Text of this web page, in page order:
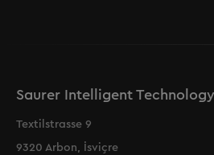
Saurer Intelligent
Textilstrasse 9
9320 Arbon, İsviçre